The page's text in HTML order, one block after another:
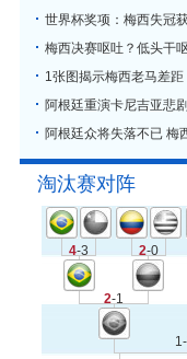
世界杯奖项：梅西失冠
梅西决赛呕吐？低头干
1张图揭示梅西老马差
阿根廷重演卡尼吉亚悲
阿根廷众将失落不已 梅
淘汰赛对阵
4-3 2-0
2-1
1-